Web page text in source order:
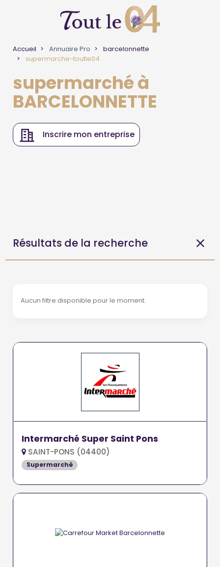
Accueil Annuaire Pro
barcelonnette
supermarche-toutle04
supermarché à
BARCELONNETTE
Inscrire mon entreprise
Résultats de la recherche
Aucun filtre disponible pour le moment.
Intermarché Super Saint Pons
SAINT-PONS (04400)
Supermarché